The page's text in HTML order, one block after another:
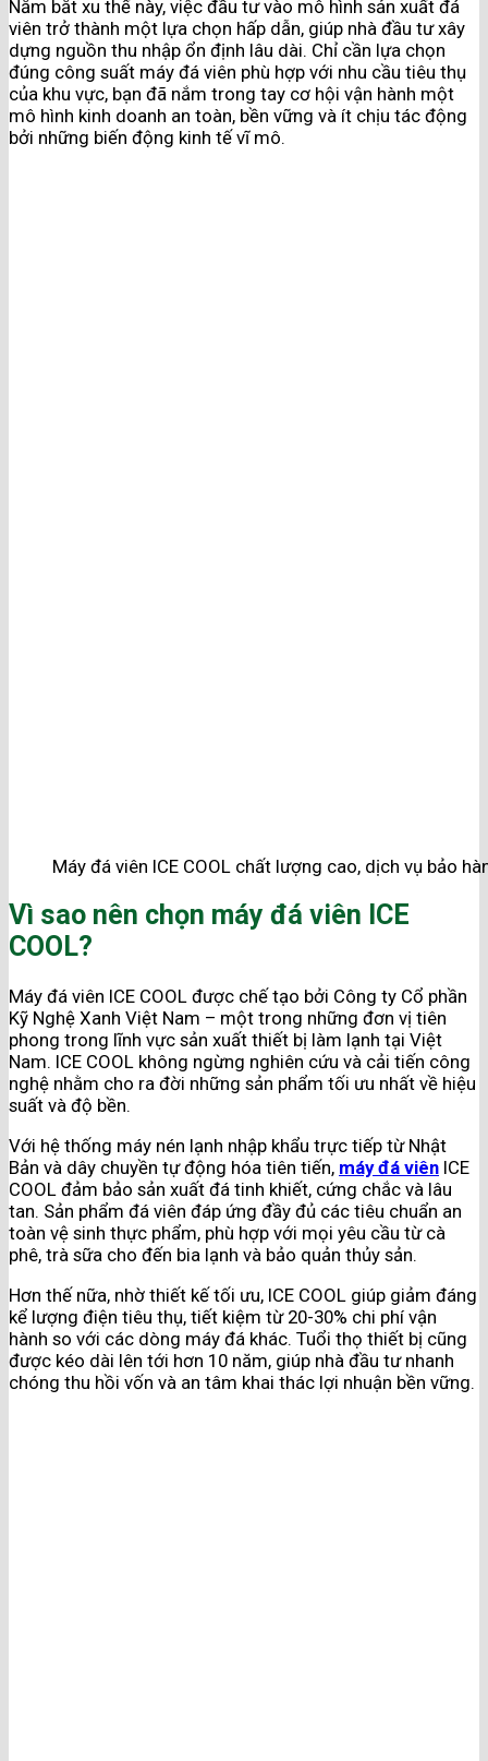
Nắm bắt xu thế này, việc đầu tư vào mô hình sản xuất đá
viên trở thành một lựa chọn hấp dẫn, giúp nhà đầu tư xây
dựng nguồn thu nhập ổn định lâu dài. Chỉ cần lựa chọn
đúng công suất máy đá viên phù hợp với nhu cầu tiêu thụ
của khu vực, bạn đã nắm trong tay cơ hội vận hành một
mô hình kinh doanh an toàn, bền vững và ít chịu tác động
bởi những biến động kinh tế vĩ mô.
Máy đá viên ICE COOL chất lượng cao, dịch vụ bảo
Vì sao nên chọn máy đá viên ICE
COOL?
Máy đá viên ICE COOL được chế tạo bởi Công ty Cổ phần
Kỹ Nghệ Xanh Việt Nam – một trong những đơn vị tiên
phong trong lĩnh vực sản xuất thiết bị làm lạnh tại Việt
Nam. ICE COOL không ngừng nghiên cứu và cải tiến công
nghệ nhằm cho ra đời những sản phẩm tối ưu nhất về hiệu
suất và độ bền.
Với hệ thống máy nén lạnh nhập khẩu trực tiếp từ Nhật
Bản và dây chuyền tự động hóa tiên tiến, máy đá viên ICE
COOL đảm bảo sản xuất đá tinh khiết, cứng chắc và lâu
tan. Sản phẩm đá viên đáp ứng đầy đủ các tiêu chuẩn an
toàn vệ sinh thực phẩm, phù hợp với mọi yêu cầu từ cà
phê, trà sữa cho đến bia lạnh và bảo quản thủy sản.
Hơn thế nữa, nhờ thiết kế tối ưu, ICE COOL giúp giảm đáng
kể lượng điện tiêu thụ, tiết kiệm từ 20-30% chi phí vận
hành so với các dòng máy đá khác. Tuổi thọ thiết bị cũng
được kéo dài lên tới hơn 10 năm, giúp nhà đầu tư nhanh
chóng thu hồi vốn và an tâm khai thác lợi nhuận bền vững.